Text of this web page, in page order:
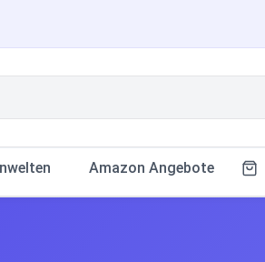
Amazon Angebote